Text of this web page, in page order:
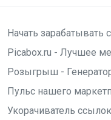
Начать зарабатывать
Picabox.ru - Лучшее
Розыгрыш -
Пульс нашего
Укорачиватель ссылок